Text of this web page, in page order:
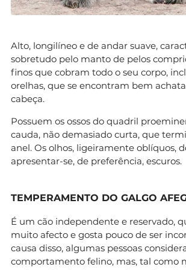
Alto, longilíneo e de andar suave,
sobretudo pelo manto de pelos
finos que cobram todo o seu corpo,
orelhas, que se encontram bem
cabeça.
Possuem os ossos do quadril
cauda, não demasiado curta, que
anel. Os olhos, ligeiramente oblíquos,
apresentar-se, de preferência, escuros.
TEMPERAMENTO DO GALGO
É um cão independente e reservado,
muito afecto e gosta pouco de ser
causa disso, algumas pessoas
comportamento felino, mas, tal como